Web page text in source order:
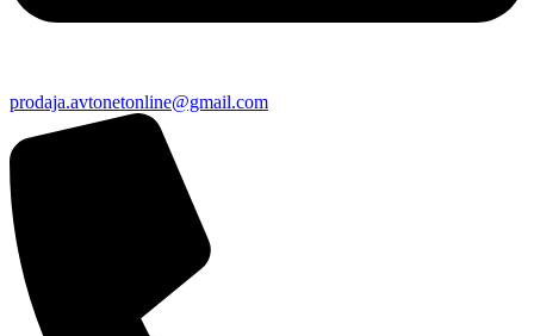
prodaja.avtonetonline@gmail.com